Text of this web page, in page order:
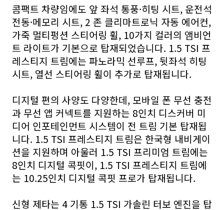
콤팩트 차량임에도 앞 좌석 통풍·히팅 시트, 운전석
전동·메모리 시트, 2 존 클리마트로닉 자동 에어컨,
가죽 멀티펑션 스티어링 휠, 10가지 컬러의 앰비언
트 라이트가 기본으로 탑재되었습니다. 1.5 TSI 프
레스티지 트림에는 파노라믹 선루프, 뒷좌석 히팅
시트, 열선 스티어링 휠이 추가로 탑재됩니다.
디지털 편의 사양도 다양한데, 모바일 폰 무선 충전
과 무선 앱 커넥트를 지원하는 8인치 디스커버 미
디어 인포테인먼트 시스템이 전 트림 기본 탑재됩
니다. 1.5 TSI 프레스티지 트림은 한국형 내비게이
션을 지원하며 아울러 1.5 TSI 프리미엄 트림에는
8인치 디지털 콕핏이, 1.5 TSI 프레스티지 트림에
는 10.25인치 디지털 콕핏 프로가 탑재됩니다.
신형 제타는 4 기통 1.5 TSI 가솔린 터보 엔진을 탑